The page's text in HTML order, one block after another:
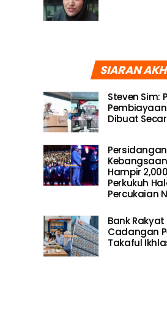
SIARAN
Steven Sim:
Pembiayaan
Dibuat
Hampir
Perkukuh
Percukaian
Bank
Cadangan
Takaful